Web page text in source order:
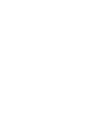
given SKU.
selected on